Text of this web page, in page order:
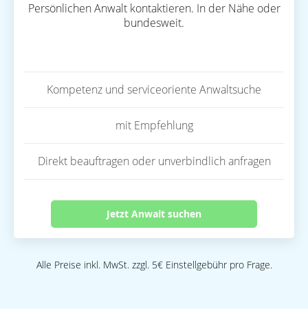
Persönlichen Anwalt kontaktieren. In der Nähe oder
bundesweit.
Kompetenz und serviceoriente Anwaltsuche
mit Empfehlung
Direkt beauftragen oder unverbindlich anfragen
Jetzt Anwalt suchen
Alle Preise inkl. MwSt. zzgl. 5€ Einstellgebühr pro Frage.